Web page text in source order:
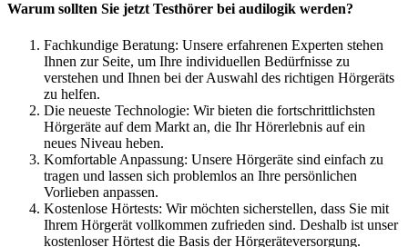
Warum sollten Sie jetzt Testhörer bei audilogik werden?
Fachkundige Beratung: Unsere erfahrenen Experten stehen
Ihnen zur Seite, um Ihre individuellen Bedürfnisse zu
verstehen und Ihnen bei der Auswahl des richtigen Hörgeräts
zu helfen.
Die neueste Technologie: Wir bieten die fortschrittlichsten
Hörgeräte auf dem Markt an, die Ihr Hörerlebnis auf ein
neues Niveau heben.
Komfortable Anpassung: Unsere Hörgeräte sind einfach zu
tragen und lassen sich problemlos an Ihre persönlichen
Vorlieben anpassen.
Kostenlose Hörtests: Wir möchten sicherstellen, dass Sie mit
Ihrem Hörgerät vollkommen zufrieden sind. Deshalb ist unser
kostenloser Hörtest die Basis der Hörgeräteversorgung.